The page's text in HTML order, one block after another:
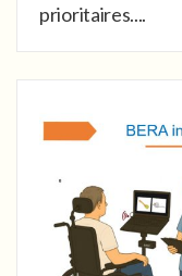
prioritaires....